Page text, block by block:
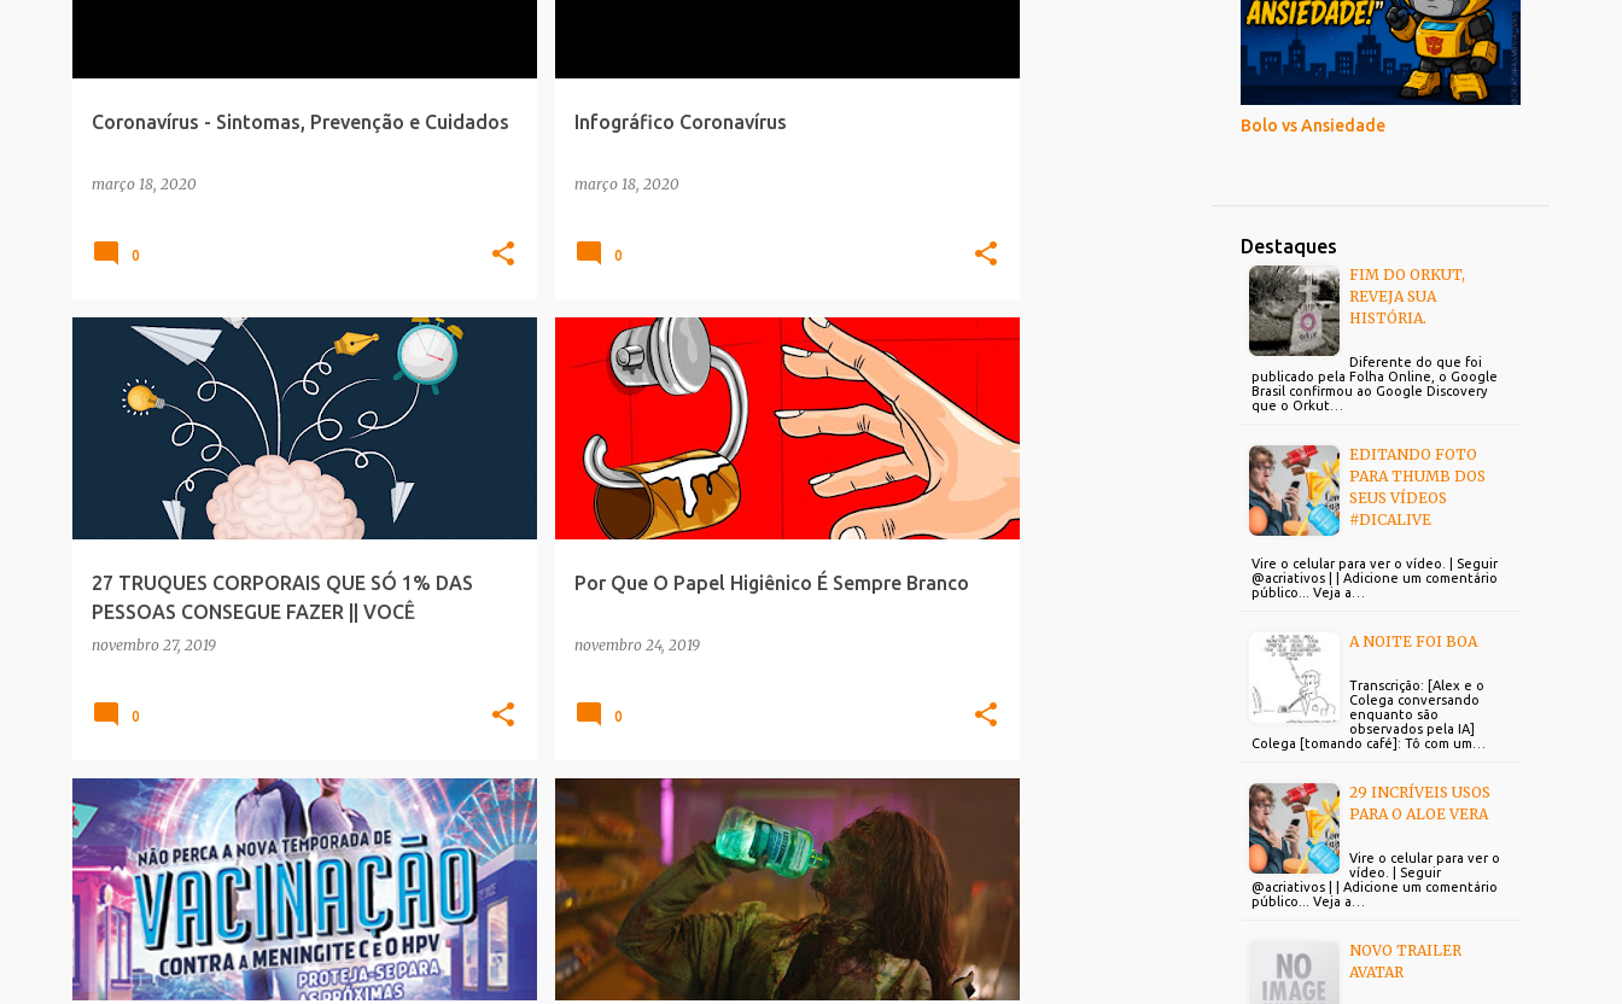
Coronavírus - Sintomas, Prevenção e Cuidados
março 18, 2020
0
Infográfico Coronavírus
março 18, 2020
0
27 TRUQUES CORPORAIS QUE SÓ 1% DAS
PESSOAS CONSEGUE FAZER || VOCÊ
CONSEGUE?
novembro 27, 2019
CURIOSIDADES SAUDE_BELEZA
0
Por Que O Papel Higiênico É Sempre Branco
novembro 24, 2019
CURIOSIDADES SAUDE_BELEZA
0
COMERCIAIS MUNDO_MELHOR SAUDE_BELEZA +
VIRAL
COMERCIAIS SAUDE_BELEZA TERROR
Bolo vs Ansiedade
Destaques
FIM DO ORKUT,
REVEJA SUA
HISTÓRIA.
Diferente do que foi
publicado pela Folha Online, o Google
Brasil confirmou ao Google Discovery
que o Orkut…
EDITANDO FOTO
PARA THUMB DOS
SEUS VÍDEOS
#DICALIVE
Vire o celular para ver o vídeo. | Seguir
@acriativos | | Adicione um comentário
público... Veja a…
A NOITE FOI BOA
Transcrição: [Alex e o
Colega conversando
enquanto são
observados pela IA]
Colega [tomando café]: Tô com um…
29 INCRÍVEIS USOS
PARA O ALOE VERA
Vire o celular para ver o
vídeo. | Seguir
@acriativos | | Adicione um comentário
público... Veja a…
NOVO TRAILER
AVATAR